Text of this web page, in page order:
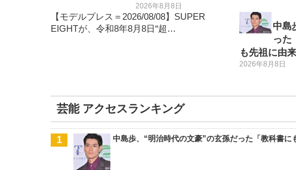
2026年8月8日
【モデルプレス＝2026/08/08】SUPER
EIGHTが、令和8年8月8日“超…
中島
った
も先祖に由来
2026年8月8日
芸能 アクセスランキング
中島歩、“明治時代の文豪”の玄孫だった「教科書